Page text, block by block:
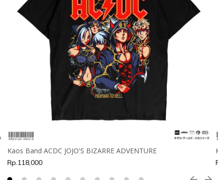
Kaos Band ACDC JOJO'S BIZARRE ADVENTURE
Rp.118,000